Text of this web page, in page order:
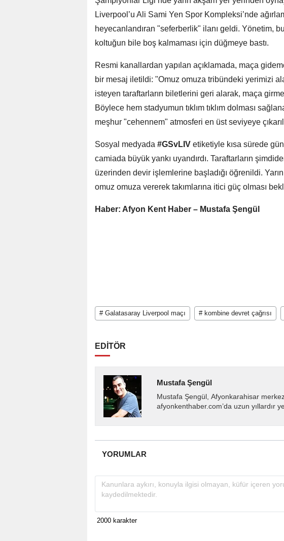
Liverpool’u Ali Sami Yen Spor Kompleksi’nde
heyecanlandıran "seferberlik" ilanı geldi. Yönetim,
koltuğun bile boş kalmaması için düğmeye bastı.
Resmi kanallardan yapılan açıklamada, maça
bir mesaj iletildi: "Omuz omuza tribündeki yerimizi
isteyen taraftarların biletlerini geri alarak, maça
Böylece hem stadyumun tıklım tıklım dolması
meşhur "cehennem" atmosferi en üst seviyeye
Sosyal medyada #GSvLIV etiketiyle kısa sürede
camiada büyük yankı uyandırdı. Taraftarların
üzerinden devir işlemlerine başladığı öğrenildi.
omuz omuza vererek takımlarına itici güç olması
Haber: Afyon Kent Haber – Mustafa Şengül
# Galatasaray Liverpool maçı # kombine devret çağrısı
EDİTÖR
Mustafa Şengül
Mustafa Şengül, Afyonkarahisar
afyonkenthaber.com’da uzun yıllardır
YORUMLAR